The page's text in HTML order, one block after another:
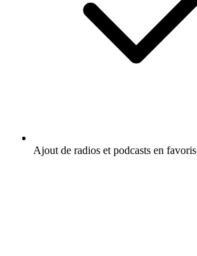
Ajout de radios et podcasts en favoris